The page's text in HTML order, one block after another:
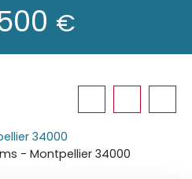
€
34000
- Montpellier 34000